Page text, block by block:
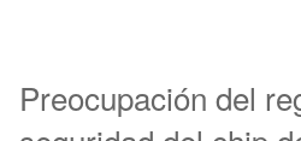
Preocupación del